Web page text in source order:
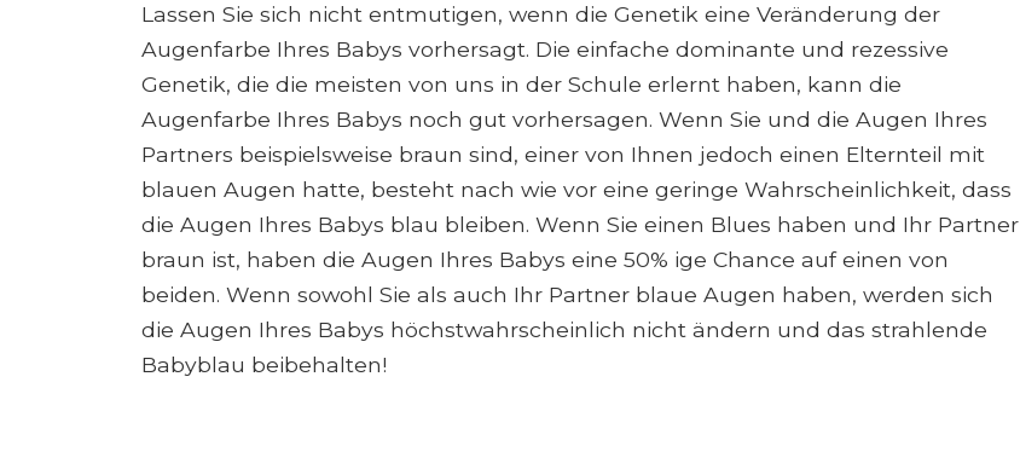
Lassen Sie sich nicht entmutigen, wenn die Genetik eine Veränderung der
Augenfarbe Ihres Babys vorhersagt. Die einfache dominante und rezessive
Genetik, die die meisten von uns in der Schule erlernt haben, kann die
Augenfarbe Ihres Babys noch gut vorhersagen. Wenn Sie und die Augen Ihres
Partners beispielsweise braun sind, einer von Ihnen jedoch einen Elternteil mit
blauen Augen hatte, besteht nach wie vor eine geringe Wahrscheinlichkeit, dass
die Augen Ihres Babys blau bleiben. Wenn Sie einen Blues haben und Ihr Partner
braun ist, haben die Augen Ihres Babys eine 50% ige Chance auf einen von
beiden. Wenn sowohl Sie als auch Ihr Partner blaue Augen haben, werden sich
die Augen Ihres Babys höchstwahrscheinlich nicht ändern und das strahlende
Babyblau beibehalten!